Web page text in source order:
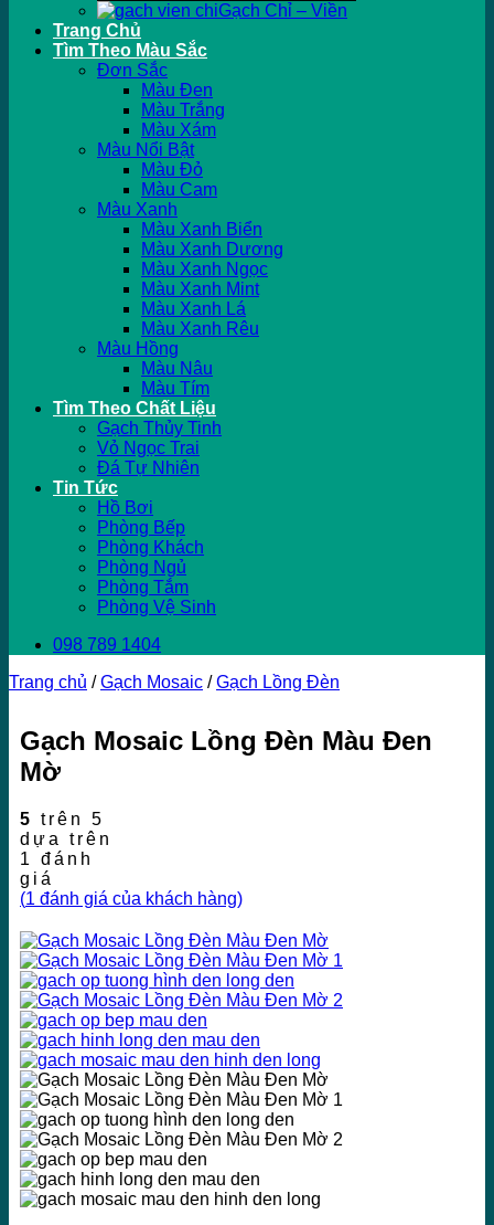
Gạch Chỉ – Viền
Trang Chủ
Tìm Theo Màu Sắc
Đơn Sắc
Màu Đen
Màu Trắng
Màu Xám
Màu Nổi Bật
Màu Đỏ
Màu Cam
Màu Xanh
Màu Xanh Biển
Màu Xanh Dương
Màu Xanh Ngọc
Màu Xanh Mint
Màu Xanh Lá
Màu Xanh Rêu
Màu Hồng
Màu Nâu
Màu Tím
Tìm Theo Chất Liệu
Gạch Thủy Tinh
Vỏ Ngọc Trai
Đá Tự Nhiên
Tin Tức
Hồ Bơi
Phòng Bếp
Phòng Khách
Phòng Ngủ
Phòng Tắm
Phòng Vệ Sinh
098 789 1404
Trang chủ / Gạch Mosaic / Gạch Lồng Đèn
Gạch Mosaic Lồng Đèn Màu Đen
Mờ
5 trên 5
dựa trên
1
đánh
giá
(1 đánh giá của khách hàng)